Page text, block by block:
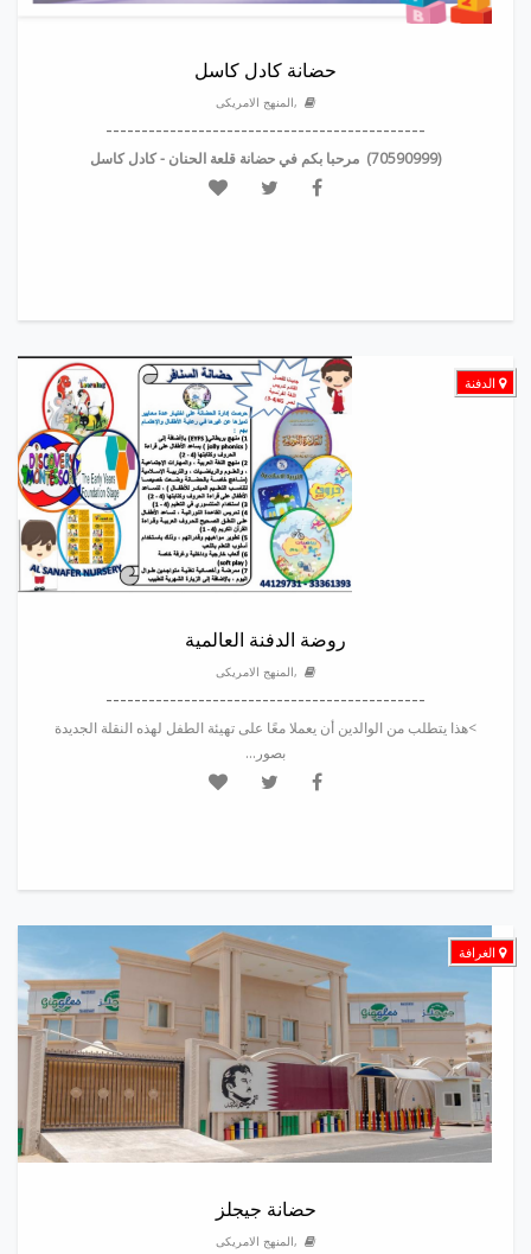
حضانة كادل كاسل
,المنهج الامريكى
---------------------------------------------
(70590999) مرحبا بكم في حضانة قلعة الحنان - كادل كاسل
الدفنة
روضة الدفنة العالمية
,المنهج الامريكى
---------------------------------------------
>هذا يتطلب من الوالدين أن يعملا معًا على تهيئة الطفل لهذه النقلة الجديدة
بصور...
الغرافة
حضانة جيجلز
,المنهج الامريكى